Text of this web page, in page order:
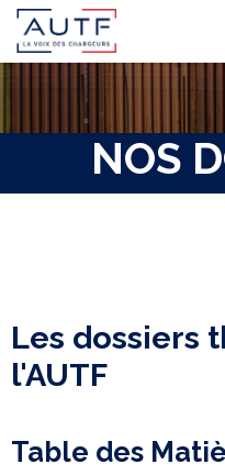
NOS
Les dossiers
l'AUTF
Table des